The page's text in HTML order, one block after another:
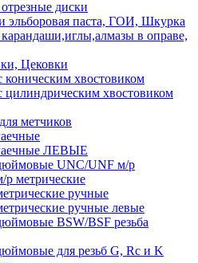
диски
эльборовая паста, ГОИ, Шкурка
в оправе,
Цековки
коническим хвостовиком
цилиндрическим хвостовиком
метчиков
ЛЕВЫЕ
UNC/UNF м/р
метрические
ручные
ручные левые
BSW/BSF резьба
для резьб G, Rc и K